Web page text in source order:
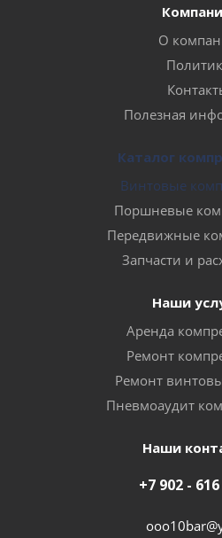
О
Полезная
Каталог
Винтовые
Поршневые
Передвижные
Запчасти и
Наши
Аренда
Ремонт
Ремонт
Пневмоаудит
Наши
+7 902 -